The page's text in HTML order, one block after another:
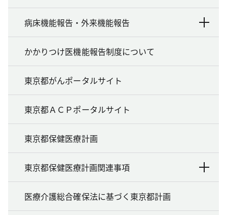
病床機能報告・外来機能報告
かかりつけ医機能報告制度について
東京都がんポータルサイト
東京都ＡＣＰポータルサイト
東京都保健医療計画
東京都保健医療計画関連事項
医療介護総合確保法に基づく東京都計画